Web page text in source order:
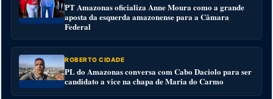
PT Amazonas oficializa Anne Moura como a grande
aposta da esquerda amazonense para a Câmara
Federal
ROBERTO CIDADE
PL do Amazonas conversa com Cabo Daciolo para ser
candidato a vice na chapa de Maria do Carmo